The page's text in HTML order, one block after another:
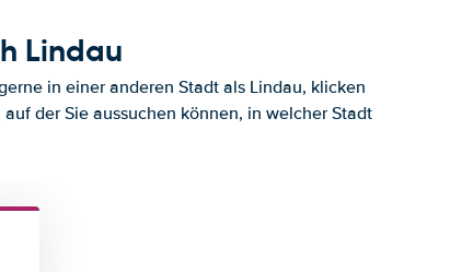
Lindau
in einer anderen Stadt als Lindau, klicken
auf der Sie aussuchen können, in welcher Stadt